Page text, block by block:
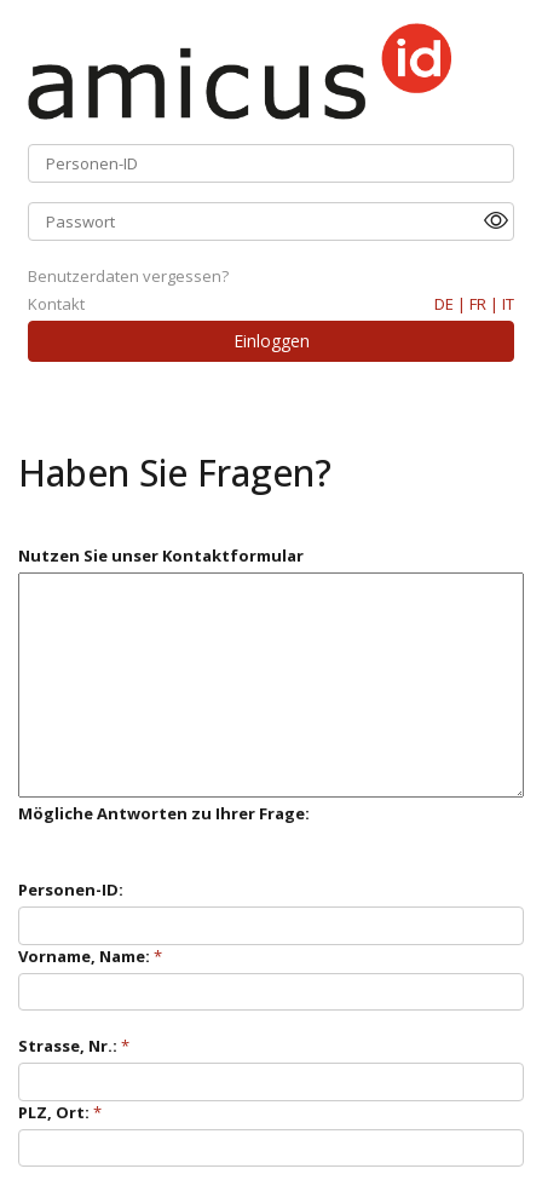
Benutzerdaten vergessen?
Kontakt
DE | FR | IT
Haben Sie Fragen?
Nutzen Sie unser Kontaktformular
Mögliche Antworten zu Ihrer Frage:
Personen-ID:
Vorname, Name:
Strasse, Nr.:
PLZ, Ort: